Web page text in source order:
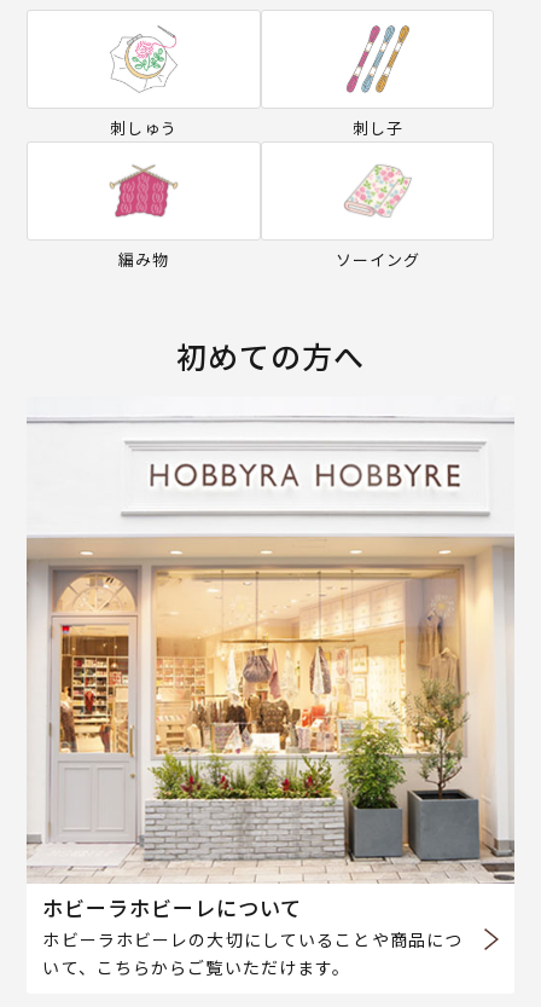
刺しゅう 刺し子
編み物 ソーイング
初めての方へ
ホビーラホビーレについて
ホビーラホビーレの大切にしていることや商品につ
いて、こちらからご覧いただけます。